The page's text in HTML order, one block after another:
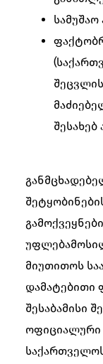
მიუთითოს
დამატებითი
შესაბამისი
ოფიციალური